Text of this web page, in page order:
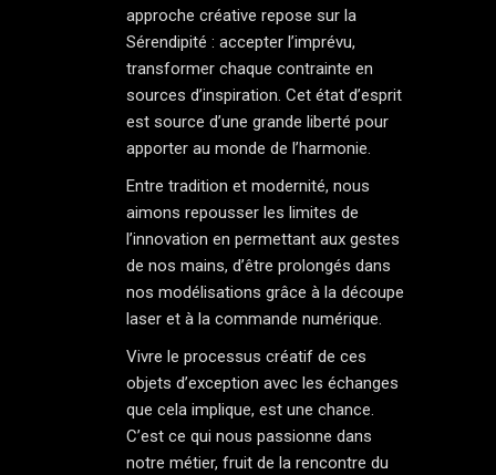
approche créative repose sur la
Sérendipité : accepter l’imprévu,
transformer chaque contrainte en
sources d’inspiration. Cet état d’esprit
est source d’une grande liberté pour
apporter au monde de l’harmonie.
Entre tradition et modernité, nous
aimons repousser les limites de
l’innovation en permettant aux gestes
de nos mains, d’être prolongés dans
nos modélisations grâce à la découpe
laser et à la commande numérique.
Vivre le processus créatif de ces
objets d’exception avec les échanges
que cela implique, est une chance.
C’est ce qui nous passionne dans
notre métier, fruit de la rencontre du